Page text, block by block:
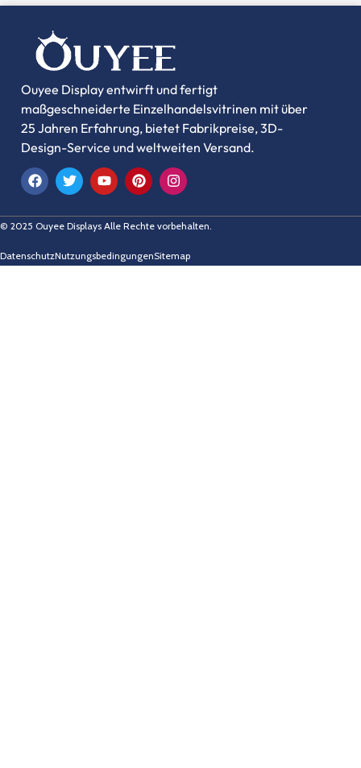
Ouyee Display entwirft und fertigt
maßgeschneiderte Einzelhandelsvitrinen mit über
25 Jahren Erfahrung, bietet Fabrikpreise, 3D-
Design-Service und weltweiten Versand.
© 2025 Ouyee Displays Alle Rechte vorbehalten.
DatenschutzNutzungsbedingungenSitemap